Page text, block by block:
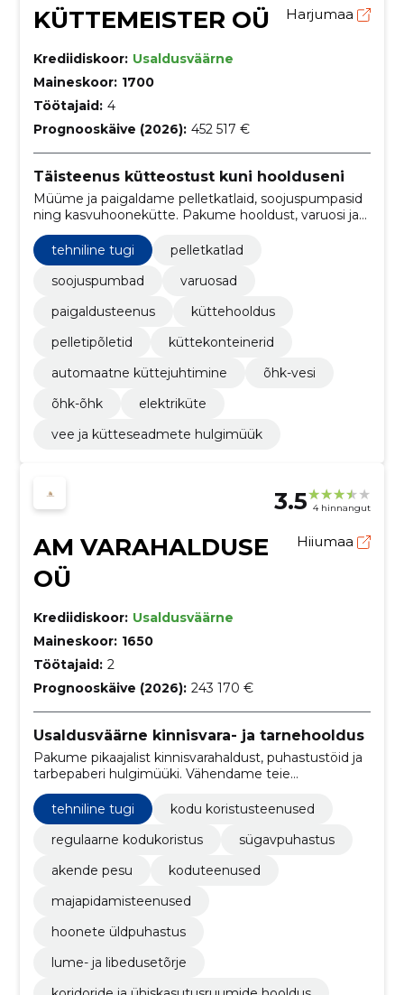
KÜTTEMEISTER OÜ Harjumaa
Krediidiskoor: Usaldusväärne
Maineskoor: 1700
Töötajaid: 4
Prognooskäive (2026): 452 517 €
Täisteenus kütteostust kuni hoolduseni
Müüme ja paigaldame pelletkatlaid, soojuspumpasid
ning kasvuhoonekütte. Pakume hooldust, varuosi ja
tehnilist tuge, et tagada töökindlus ja pikk kasutusiga.
tehniline tugi
pelletkatlad
soojuspumbad
varuosad
paigaldusteenus
küttehooldus
pelletipõletid
küttekonteinerid
automaatne küttejuhtimine
õhk-vesi
õhk-õhk
elektriküte
vee ja kütteseadmete hulgimüük
3.5 4 hinnangut
AM VARAHALDUSE
OÜ
Hiiumaa
Krediidiskoor: Usaldusväärne
Maineskoor: 1650
Töötajaid: 2
Prognooskäive (2026): 243 170 €
Usaldusväärne kinnisvara- ja tarnehooldus
Pakume pikaajalist kinnisvarahaldust, puhastustöid ja
tarbepaberi hulgimüüki. Vähendame teie
tehniline tugi
kodu koristusteenused
regulaarne kodukoristus
sügavpuhastus
akende pesu
koduteenused
majapidamisteenused
hoonete üldpuhastus
lume- ja libedusetõrje